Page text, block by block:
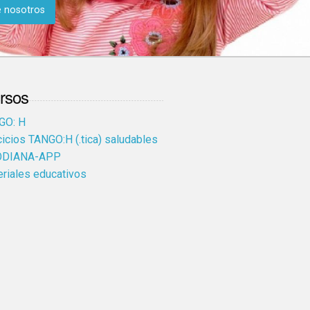
nosotros
H
TANGO:H (.tica) saludables
APP
educativos